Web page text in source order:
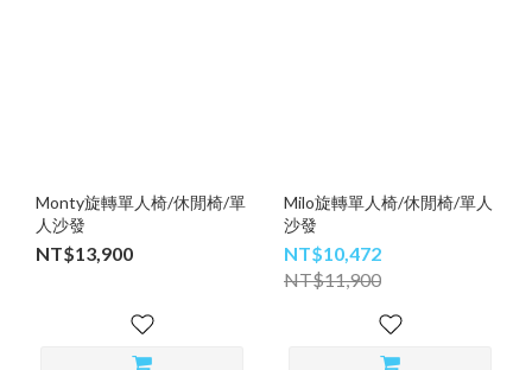
Monty旋轉單人椅/休閒椅/單
人沙發
NT$13,900
Milo旋轉單人椅/休閒椅/單人
沙發
NT$10,472
NT$11,900